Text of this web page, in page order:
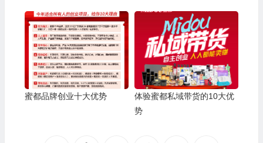
蜜都品牌创业十大优势
体验蜜都私域带货的10大优
势